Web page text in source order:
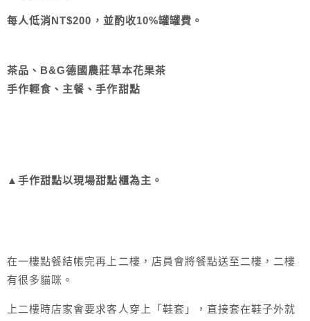
每人低消NT$200，並酌收10%罐罐費。
茶品、B&G德國農莊草本花果茶
手作輕食、主餐、手作甜點
▲手作甜點以現場甜點櫃為主。
在一樓點餐結帳完再上二樓，店員會將餐點送至二樓，二樓
有很多貓咪。
上二樓時店家會要求客人穿上「鞋套」，直接套在鞋子外就